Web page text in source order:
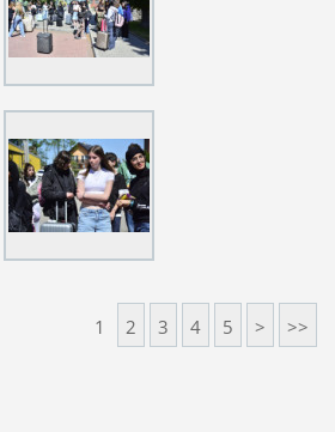
1 2 3 4 5 > >>